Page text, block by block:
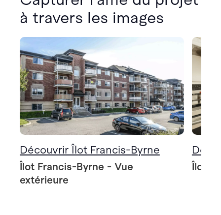
à travers les images
Découvrir Îlot Francis-Byrne
Îlot Francis-Byrne - Vue
extérieure
Îlot